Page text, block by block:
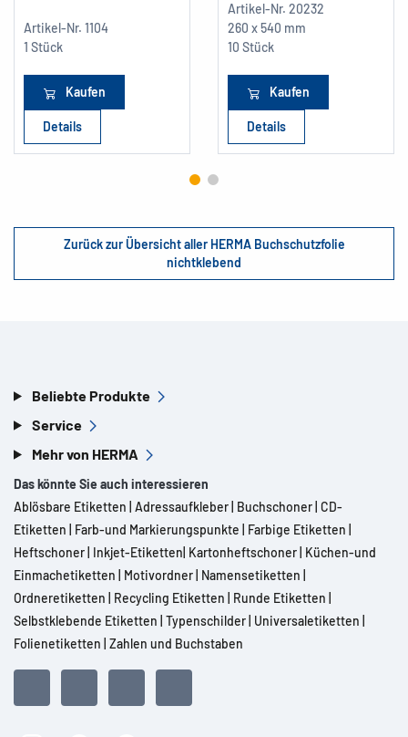
Artikel-Nr. 1104
1 Stück
Kaufen
Details
Artikel-Nr. 20232
260 x 540 mm
10 Stück
Kaufen
Details
Zurück zur Übersicht aller HERMA Buchschutzfolie
nichtklebend
Beliebte Produkte
Service
Mehr von HERMA
Das könnte Sie auch interessieren
Ablösbare Etiketten Adressaufkleber Buchschoner CD-
Etiketten
Farb-und Markierungspunkte Farbige Etiketten
Heftschoner Inkjet-Etiketten Kartonheftschoner Küchen-und
Einmachetiketten
Motivordner Namensetiketten
Ordneretiketten
Recycling Etiketten Runde Etiketten
Selbstklebende Etiketten Typenschilder Universaletiketten
Folienetiketten Zahlen und Buchstaben